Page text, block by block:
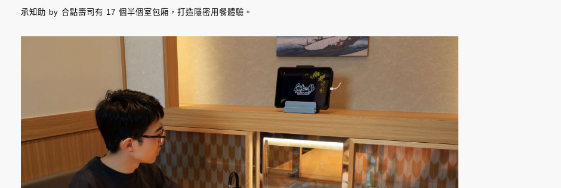
承知助 by 合點壽司有 17 個半個室包廂，打造隱密用餐體驗。